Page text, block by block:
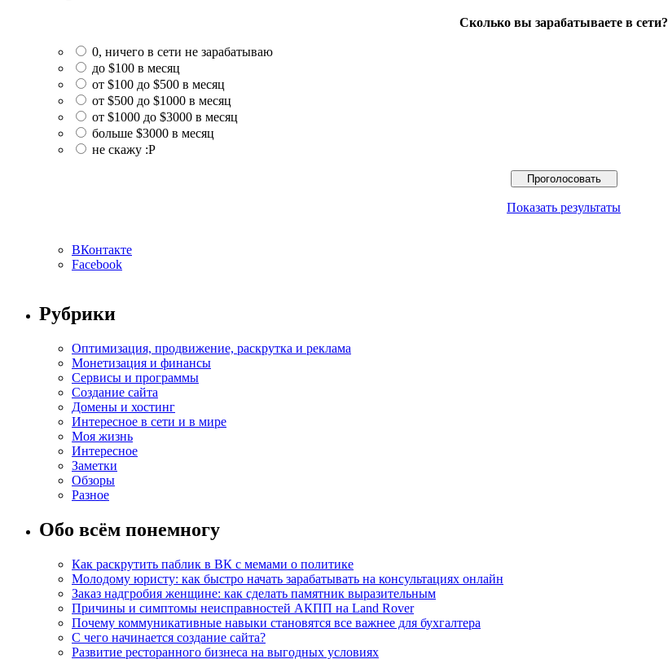
Сколько вы зарабатываете в сети?
0, ничего в сети не зарабатываю
до $100 в месяц
от $100 до $500 в месяц
от $500 до $1000 в месяц
от $1000 до $3000 в месяц
больше $3000 в месяц
не скажу :P
Показать результаты
ВКонтакте
Facebook
Рубрики
Оптимизация, продвижение, раскрутка и реклама
Монетизация и финансы
Сервисы и программы
Создание сайта
Домены и хостинг
Интересное в сети и в мире
Моя жизнь
Интересное
Заметки
Обзоры
Разное
Обо всём понемногу
Как раскрутить паблик в ВК с мемами о политике
Молодому юристу: как быстро начать зарабатывать на консультациях онлайн
Заказ надгробия женщине: как сделать памятник выразительным
Причины и симптомы неисправностей АКПП на Land Rover
Почему коммуникативные навыки становятся все важнее для бухгалтера
С чего начинается создание сайта?
Развитие ресторанного бизнеса на выгодных условиях